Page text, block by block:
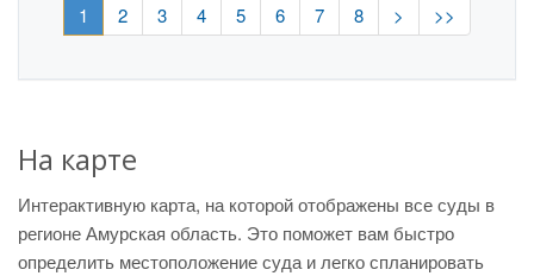
1 2 3 4 5 6 7 8 > >>
На карте
Интерактивную карта, на которой отображены все суды в
регионе Амурская область. Это поможет вам быстро
определить местоположение суда и легко спланировать